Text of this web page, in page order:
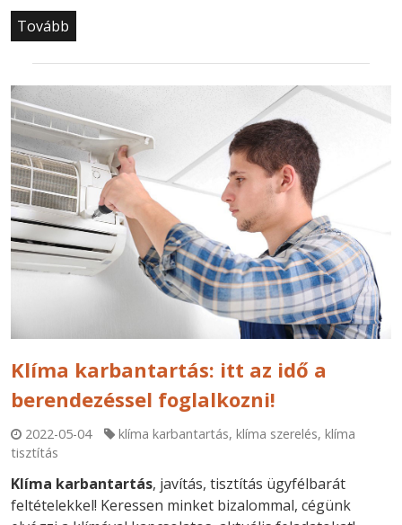
Tovább
Klíma karbantartás: itt az idő a
berendezéssel foglalkozni!
2022-05-04 klíma karbantartás,klíma szerelés,klíma
tisztítás
Klíma karbantartás, javítás, tisztítás ügyfélbarát
feltételekkel! Keressen minket bizalommal, cégünk